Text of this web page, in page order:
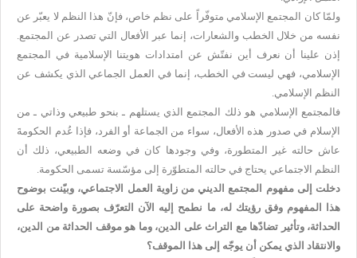
ولمّا كان المجتمع الإسلامي متوفّراً على نظم خاص، فإنّ هذا النظم لا يعبّر عن
نفسه من خلال الخطب والشعارات، إنما عبر الأفعال التي تصدر عن المجتمع.
إذن علينا أن نعرف أين نفتّش عن امتدادات هويتنا الإسلامية في المجتمع
الإسلامي، فهي ليست في الخطب، إنما في العمل الجماعي الذي يكشف عن
النظم الإسلامي.
فالمجتمع الإسلامي هو ذلك المجتمع الذي يستلهم ـ بنحو طبيعي وذاتي ـ من
الإسلام في صدور هذه الأفعال، سواء من الجماعة أو الفرد، فإذا عُدم الحكومةَ
عاش حالته غير المتطورة، وفي وجودها كان في وضعه الطبيعي، ذلك أن
النظم الاجتماعي يحتاج في حالته المتطوّرة إلى مؤسّسة تسمى الحكومة.
دخلت إلى مفهوم المجتمع الديني من زاوية العمل الاجتماعي، وبيّنت بوضوح
هذا المفهوم وفق رؤيتك له، ما نطمح إليه الآن التعرّف بصورة واضحة على
الحداثة، وتأثير تضادّها مع التراث على الدين، وما هو موقف الحداثة من الدين،
والانتقاد الذي يمكن أن يوجّه إلى هذا الموقف؟